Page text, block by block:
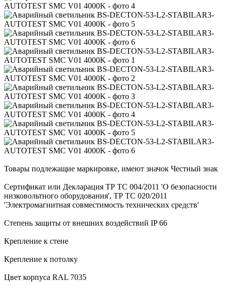
Товары подлежащие маркировке, имеют значок Честный знак
Сертификат или Декларация ТР ТС 004/2011 'О безопасности
низковольтного оборудования', ТР ТС 020/2011
'Электромагнитная совместимость технических средств'
Степень защиты от внешних воздействий IP 66
Крепление к стене
Крепление к потолку
Цвет корпуса RAL 7035